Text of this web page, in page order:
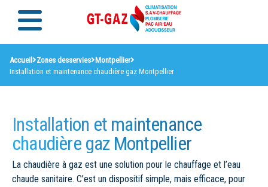
Accueil Zones desservies Montpellier
Installation et maintenance chaudière gaz Montpellier
Installation et maintenance
chaudière gaz Montpellier
La chaudière à gaz est une solution pour le chauffage et l’eau
chaude sanitaire. C’est un dispositif simple, mais efficace, pour